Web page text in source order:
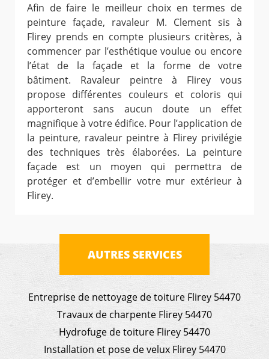
Afin de faire le meilleur choix en termes de
peinture façade, ravaleur M. Clement sis à
Flirey prends en compte plusieurs critères, à
commencer par l’esthétique voulue ou encore
l’état de la façade et la forme de votre
bâtiment. Ravaleur peintre à Flirey vous
propose différentes couleurs et coloris qui
apporteront sans aucun doute un effet
magnifique à votre édifice. Pour l’application de
la peinture, ravaleur peintre à Flirey privilégie
des techniques très élaborées. La peinture
façade est un moyen qui permettra de
protéger et d’embellir votre mur extérieur à
Flirey.
AUTRES SERVICES
Entreprise de nettoyage de toiture Flirey 54470
Travaux de charpente Flirey 54470
Hydrofuge de toiture Flirey 54470
Installation et pose de velux Flirey 54470